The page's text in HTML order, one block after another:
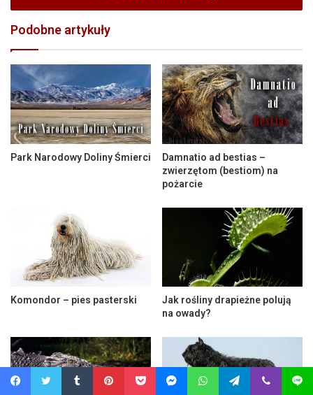
Podobne artykuły
Park Narodowy Doliny Śmierci
Damnatio ad bestias –
zwierzętom (bestiom) na
pożarcie
Komondor – pies pasterski
Jak rośliny drapieżne polują
na owady?